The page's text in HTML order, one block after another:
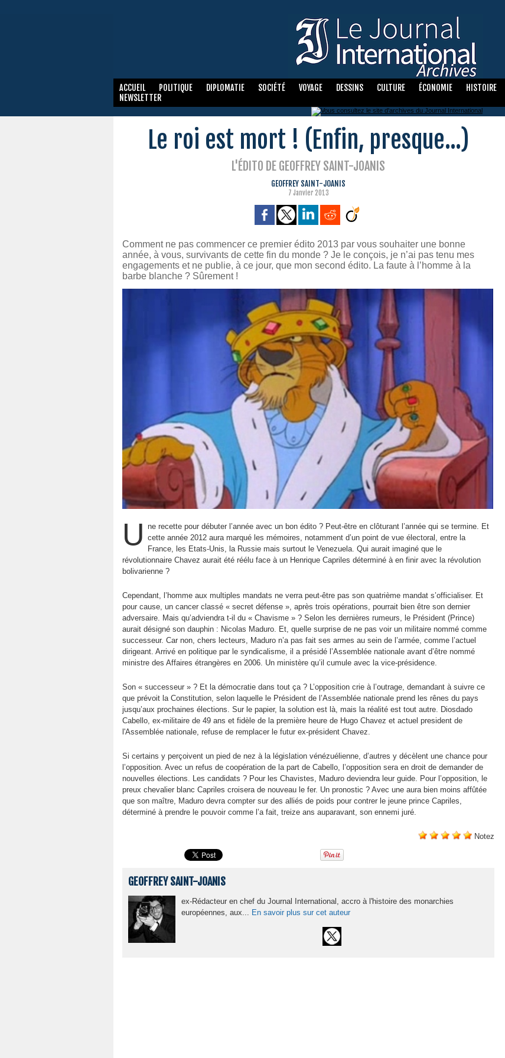
ACCUEIL POLITIQUE DIPLOMATIE SOCIÉTÉ VOYAGE DESSINS CULTURE ÉCONOMIE HISTOIRE
NEWSLETTER
Le roi est mort ! (Enfin, presque...)
L'ÉDITO DE GEOFFREY SAINT-JOANIS
GEOFFREY SAINT-JOANIS
7 Janvier 2013
Comment ne pas commencer ce premier édito 2013 par vous souhaiter une bonne
année, à vous, survivants de cette fin du monde ? Je le conçois, je n’ai pas tenu mes
engagements et ne publie, à ce jour, que mon second édito. La faute à l’homme à la
barbe blanche ? Sûrement !
U
ne recette pour débuter l’année avec un bon édito ? Peut-être en clôturant l’année qui se termine. Et
cette année 2012 aura marqué les mémoires, notamment d’un point de vue électoral, entre la
France, les Etats-Unis, la Russie mais surtout le Venezuela. Qui aurait imaginé que le
révolutionnaire Chavez aurait été réélu face à un Henrique Capriles déterminé à en finir avec la révolution
bolivarienne ?
Cependant, l’homme aux multiples mandats ne verra peut-être pas son quatrième mandat s’officialiser. Et
pour cause, un cancer classé « secret défense », après trois opérations, pourrait bien être son dernier
adversaire. Mais qu’adviendra t-il du « Chavisme » ? Selon les dernières rumeurs, le Président (Prince)
aurait désigné son dauphin : Nicolas Maduro. Et, quelle surprise de ne pas voir un militaire nommé comme
successeur. Car non, chers lecteurs, Maduro n’a pas fait ses armes au sein de l’armée, comme l’actuel
dirigeant. Arrivé en politique par le syndicalisme, il a présidé l’Assemblée nationale avant d’être nommé
ministre des Affaires étrangères en 2006. Un ministère qu’il cumule avec la vice-présidence.
Son « successeur » ? Et la démocratie dans tout ça ? L’opposition crie à l’outrage, demandant à suivre ce
que prévoit la Constitution, selon laquelle le Président de l’Assemblée nationale prend les rênes du pays
jusqu’aux prochaines élections. Sur le papier, la solution est là, mais la réalité est tout autre. Diosdado
Cabello, ex-militaire de 49 ans et fidèle de la première heure de Hugo Chavez et actuel president de
l'Assemblée nationale, refuse de remplacer le futur ex-président Chavez.
Si certains y perçoivent un pied de nez à la législation vénézuélienne, d’autres y décèlent une chance pour
l’opposition. Avec un refus de coopération de la part de Cabello, l’opposition sera en droit de demander de
nouvelles élections. Les candidats ? Pour les Chavistes, Maduro deviendra leur guide. Pour l’opposition, le
preux chevalier blanc Capriles croisera de nouveau le fer. Un pronostic ? Avec une aura bien moins affûtée
que son maître, Maduro devra compter sur des alliés de poids pour contrer le jeune prince Capriles,
déterminé à prendre le pouvoir comme l’a fait, treize ans auparavant, son ennemi juré.
Notez
GEOFFREY SAINT-JOANIS
ex-Rédacteur en chef du Journal International, accro à l'histoire des monarchies
européennes, aux... En savoir plus sur cet auteur